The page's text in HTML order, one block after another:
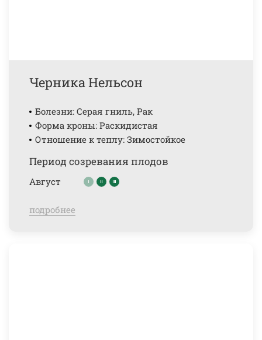
Черника Нельсон
Болезни: Серая гниль, Рак
Форма кроны: Раскидистая
Отношение к теплу: Зимостойкое
Период созревания плодов
Август
подробнее